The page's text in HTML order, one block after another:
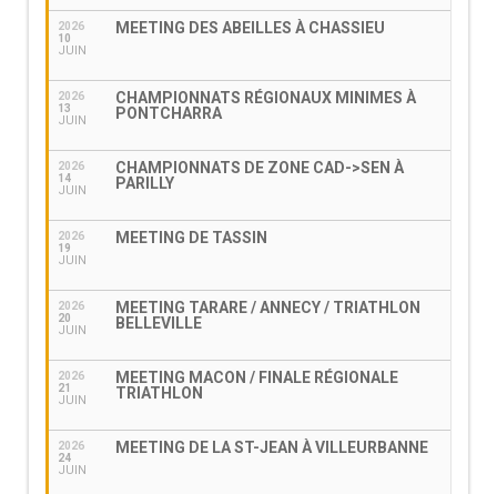
2026
10
JUIN
MEETING DES ABEILLES À CHASSIEU
2026
13
JUIN
CHAMPIONNATS RÉGIONAUX MINIMES À
PONTCHARRA
2026
14
JUIN
CHAMPIONNATS DE ZONE CAD->SEN À
PARILLY
2026
19
JUIN
MEETING DE TASSIN
2026
20
JUIN
MEETING TARARE / ANNECY / TRIATHLON
BELLEVILLE
2026
21
JUIN
MEETING MACON / FINALE RÉGIONALE
TRIATHLON
2026
24
JUIN
MEETING DE LA ST-JEAN À VILLEURBANNE